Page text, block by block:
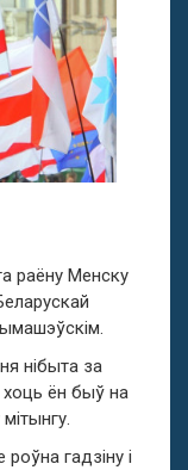
раёну Менску
нібыта за
ён быў на
гадзіну і